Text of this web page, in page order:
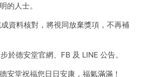
的人士。
資料核對，將視同放棄獎項，不再補
於德安堂官網、FB 及 LINE 公告。
安堂祝福您日日安康，福氣滿滿！